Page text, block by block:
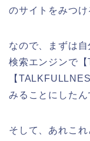
のサイトをみつけ
なので、まずは自
検索エンジンで
【
みることにしたん
そして、あれこ